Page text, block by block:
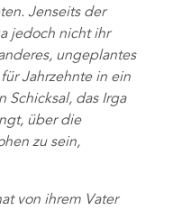
Jenseits der
jedoch nicht ihr
ungeplantes
Jahrzehnte in ein
Schicksal, das Irga
über die
zu sein,
von ihrem Vater